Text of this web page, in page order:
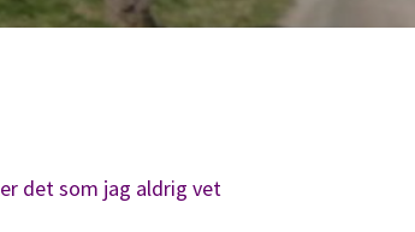
det som jag aldrig vet